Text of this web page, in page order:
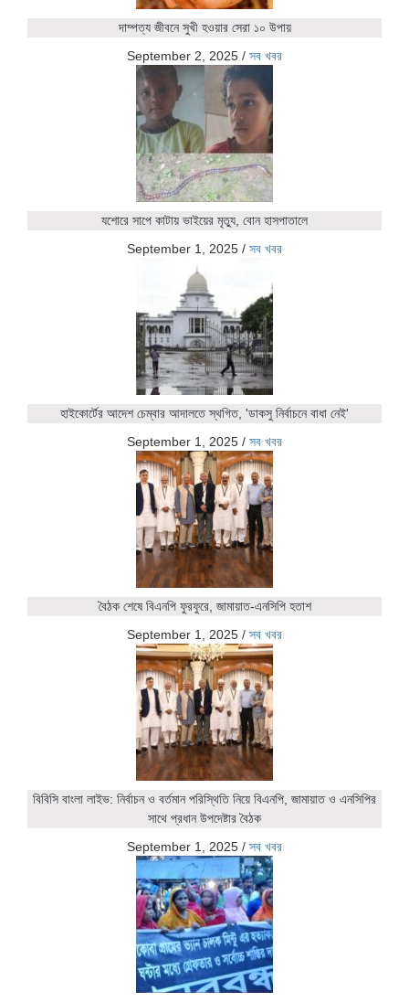
দাম্পত্য জীবনে সুখী হওয়ার সেরা ১০ উপায়
September 2, 2025 / সব খবর
যশোরে সাপে কাটায় ভাইয়ের মৃত্যু, বোন হাসপাতালে
September 1, 2025 / সব খবর
হাইকোর্টের আদেশ চেম্বার আদালতে স্থগিত, 'ডাকসু নির্বাচনে বাধা নেই'
September 1, 2025 / সব খবর
বৈঠক শেষে বিএনপি ফুরফুরে, জামায়াত-এনসিপি হতাশ
September 1, 2025 / সব খবর
বিবিসি বাংলা লাইভ: নির্বাচন ও বর্তমান পরিস্থিতি নিয়ে বিএনপি, জামায়াত ও এনসিপির
সাথে প্রধান উপদেষ্টার বৈঠক
September 1, 2025 / সব খবর